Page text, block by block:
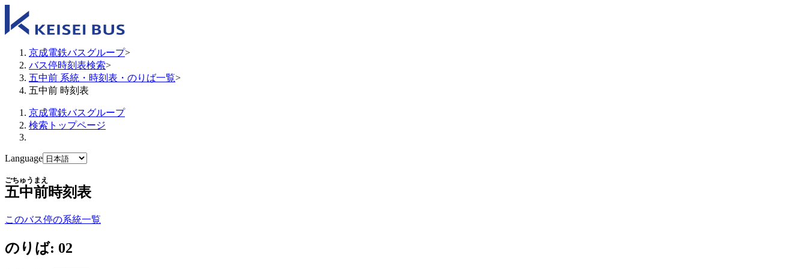
京成電鉄バスグループ>
バス停時刻表検索>
五中前 系統・時刻表・のりば一覧>
五中前 時刻表
京成電鉄バスグループ
検索トップページ
Language
五中前
ごちゅうまえ
時刻表
このバス停の系統一覧
のりば: 02